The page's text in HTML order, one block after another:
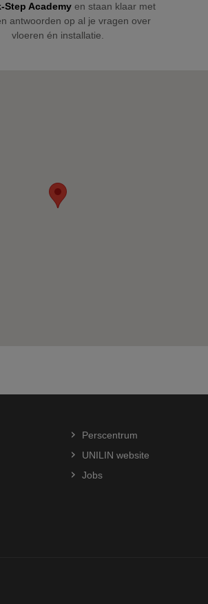
Step Academy en staan klaar met
antwoorden op al je vragen over
vloeren én installatie.
Perscentrum
UNILIN website
Jobs